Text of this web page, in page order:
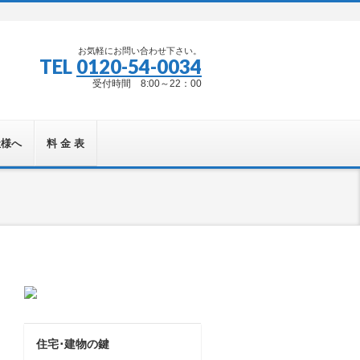
お気軽にお問い合わせ下さい。
TEL 0120-54-0034
受付時間 8:00～22：00
へ 料 金 表
住宅･建物の鍵